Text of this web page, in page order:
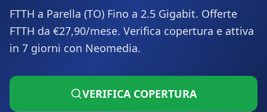
FTTH a Parella (TO) Fino a 2.5 Gigabit. Offerte
FTTH da €27,90/mese. Verifica copertura e attiva
in 7 giorni con Neomedia.
VERIFICA COPERTURA